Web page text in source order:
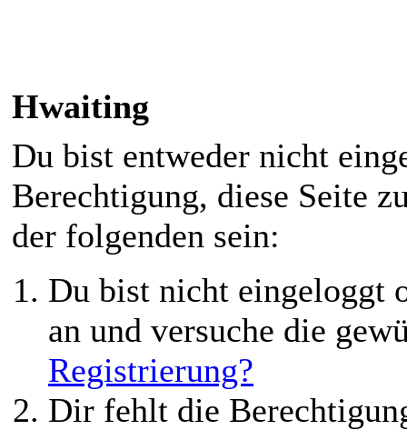
Hwaiting
Du bist entweder nicht
Berechtigung, diese Seite
der folgenden sein:
Du bist nicht eingeloggt
an und versuche die
Registrierung?
Dir fehlt die